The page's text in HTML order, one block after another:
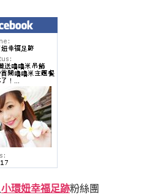
小環妞幸福足跡粉絲團